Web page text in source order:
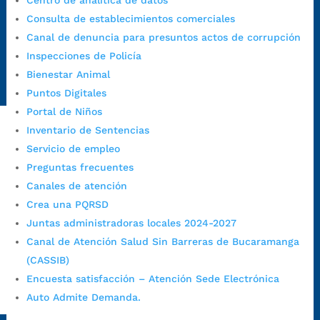
Consulta de establecimientos comerciales
Canal de denuncia para presuntos actos de corrupción
Inspecciones de Policía
Bienestar Animal
Puntos Digitales
Portal de Niños
Inventario de Sentencias
Servicio de empleo
Preguntas frecuentes
Canales de atención
Crea una PQRSD
Juntas administradoras locales 2024-2027
Canal de Atención Salud Sin Barreras de Bucaramanga
(CASSIB)
Encuesta satisfacción – Atención Sede Electrónica
Auto Admite Demanda.
Canal de denuncia para presuntos actos de corrupción:
https://canaldenuncia.bucaramanga.gov.co/
Emergencia:https://emergencia.bucaramanga.gov.co/
Radique aquí su queja disciplinaria:
https://www.bucaramanga.gov.co/gobierno-ciudadanos-
1/secretarias/oficina-de-control-interno-disciplinario/
Alcaldía de Bucaramanga
Alcaldía de Bucaramanga
PrensaBucaramanga